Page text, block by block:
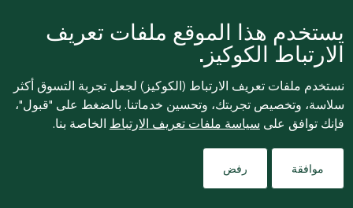
يستخدم هذا الموقع ملفات تعريف
الارتباط الكوكيز.
نستخدم ملفات تعريف الارتباط (الكوكيز) لجعل تجربة التسوق أكثر
سلاسة، وتخصيص تجربتك، وتحسين خدماتنا. بالضغط على "قبول"،
فإنك توافق على سياسة ملفات تعريف الارتباط الخاصة بنا.
موافقة رفض